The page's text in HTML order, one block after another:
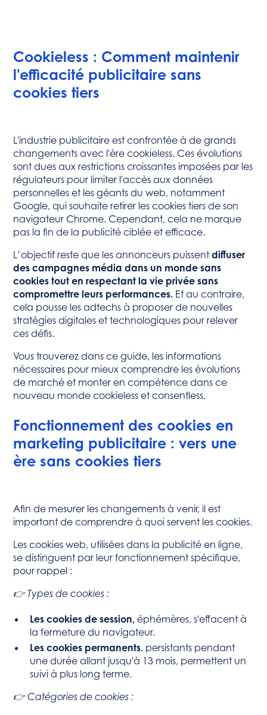
Cookieless : Comment maintenir
l'efficacité publicitaire sans
cookies tiers
L'industrie publicitaire est confrontée à de grands
changements avec l'ère cookieless. Ces évolutions
sont dues aux restrictions croissantes imposées par les
régulateurs pour limiter l'accès aux données
personnelles et les géants du web, notamment
Google, qui souhaite retirer les cookies tiers de son
navigateur Chrome. Cependant, cela ne marque
pas la fin de la publicité ciblée et efficace.
L’objectif reste que les annonceurs puissentdiffuser
des campagnes média dans un monde sans
cookies tout en respectant la vie privée sans
compromettre leurs performances. Et au contraire,
cela pousse les adtechs à proposer de nouvelles
stratégies digitales et technologiques pour relever
ces défis.
Vous trouverez dans ce guide, les informations
nécessaires pour mieux comprendre les évolutions
de marché et monter en compétence dans ce
nouveau monde cookieless et consentless.
Fonctionnement des cookies en
marketing publicitaire : vers une
ère sans cookies tiers
Afin de mesurer les changements à venir, il est
important de comprendre à quoi servent les cookies.
Les cookies web, utilisées dans la publicité en ligne,
se distinguent par leur fonctionnement spécifique,
pour rappel :
👉 Types de cookies :
Les cookies de session, éphémères, s'effacent à
la fermeture du navigateur.
Les cookies permanents, persistants pendant
une durée allant jusqu'à 13 mois, permettent un
suivi à plus long terme.
👉 Catégories de cookies :